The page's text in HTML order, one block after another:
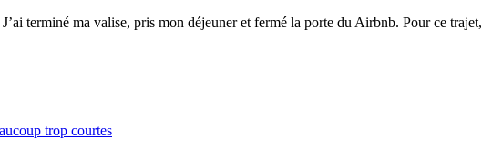
terminé ma valise, pris mon déjeuner et fermé la porte du Airbnb. Pour ce trajet,
trop courtes